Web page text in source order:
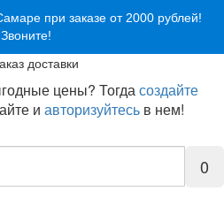
при заказе от 2000 рублей!
Звоните!
доставки
цены? Тогдасоздайте
и авторизуйтесь в нем!
0